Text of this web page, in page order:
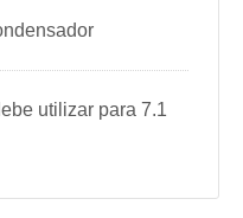
utilizar para 7.1